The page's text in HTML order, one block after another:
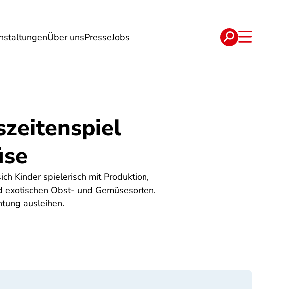
Über unsPresseJobs
Reise Verträge
Kinder spielerisch mit Produktion,
Obst- und Gemüsesorten.
ausleihen.